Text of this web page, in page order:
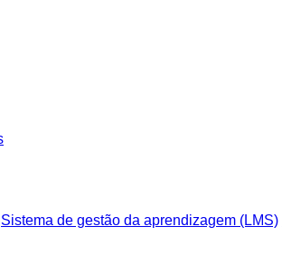
Sistema de gestão da aprendizagem (LMS)